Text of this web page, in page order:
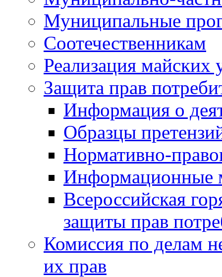
Муниципальные
Соотечественникам
Реализация майских
Защита прав
Информация о
Образцы
Нормативно-
Информационные
Всероссийская
защиты прав
Комиссия по делам
их прав